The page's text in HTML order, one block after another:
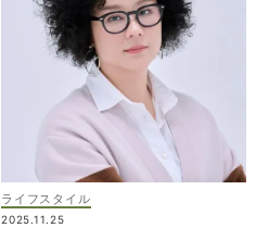
ライフスタイル
2025.11.25